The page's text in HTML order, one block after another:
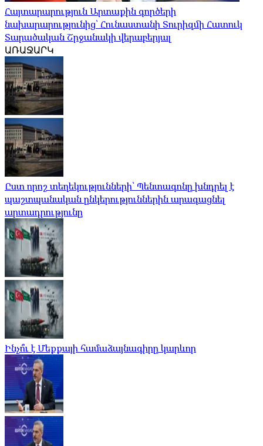
Հայտարարություն Արտաքին գործերի
նախարարությունից՝ Հունաստանի Տուրիզմի Հատուկ
Տարածական Շրջանակի վերաբերյալ
ԱՌԱՋԱՐԿ
Ըստ որոշ տեղեկությունների՝ Պենտագոնը խնդրել է
պաշտպանական ընկերություններին արագացնել
արտադրությունը
Ինչո՞ւ է Մեքքայի համաձայնագիրը կարևոր